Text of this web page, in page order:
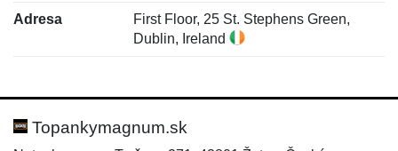
Adresa
First Floor, 25 St. Stephens Green,
Dublin, Ireland
Hodnotenie:
Meno:
Topankymagnum.sk